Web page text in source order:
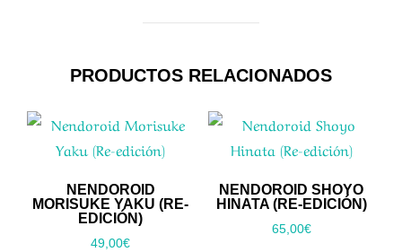
PRODUCTOS RELACIONADOS
NENDOROID
MORISUKE YAKU (RE-
EDICIÓN)
49,00€
NENDOROID SHOYO
HINATA (RE-EDICIÓN)
65,00€